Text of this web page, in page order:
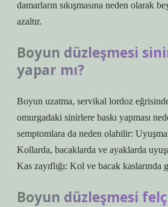
damarların sıkışmasına neden olarak
azaltır.
Boyun düzleşmesi sinir
yapar mı?
Boyun uzatma, servikal lordoz
omurgadaki sinirlere baskı yapması
semptomlara da neden olabilir:
Kollarda, bacaklarda ve ayaklarda
Kas zayıflığı: Kol ve bacak kaslarında
Boyun düzleşmesi